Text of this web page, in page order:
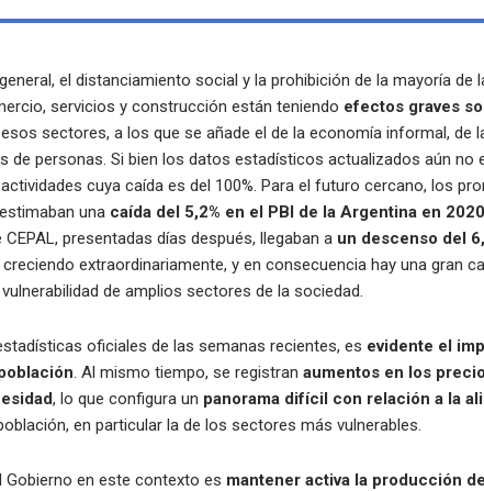
el distanciamiento social y la prohibición de la mayoría de
servicios y construcción están teniendo efectos graves
sectores, a los que se añade el de la economía informal, de
de personas. Si bien los datos estadísticos actualizados aún no
cuya caída es del 100%. Para el futuro cercano, los
una caída del 5,2% en el PBI de la Argentina en 2020
presentadas días después, llegaban a un descenso del
extraordinariamente, y en consecuencia hay una gran
de amplios sectores de la sociedad.
oficiales de las semanas recientes, es evidente el
. Al mismo tiempo, se registran aumentos en los
, lo que configura un panorama difícil con relación a la
en particular la de los sectores más vulnerables.
Gobierno en este contexto es mantener activa la producción